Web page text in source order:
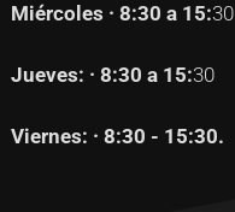
Miércoles · 8:30 a 15:30
Jueves: · 8:30 a 15:30
Viernes: · 8:30 - 15:30.